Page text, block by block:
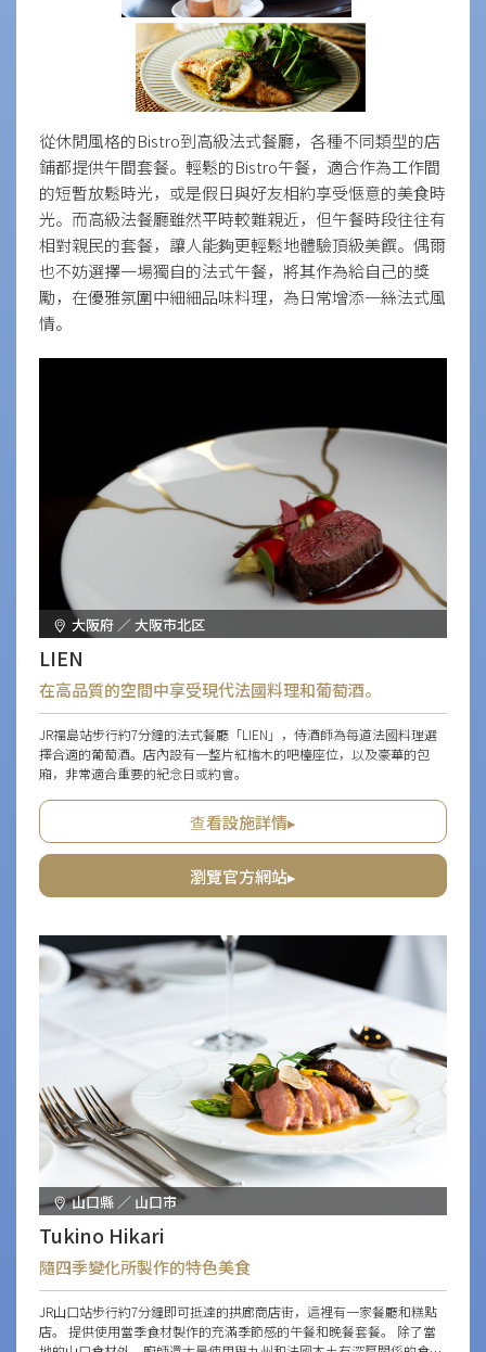
從休閒風格的Bistro到高級法式餐廳，各種不同類型的店
鋪都提供午間套餐。輕鬆的Bistro午餐，適合作為工作間
的短暫放鬆時光，或是假日與好友相約享受愜意的美食時
光。而高級法餐廳雖然平時較難親近，但午餐時段往往有
相對親民的套餐，讓人能夠更輕鬆地體驗頂級美饌。偶爾
也不妨選擇一場獨自的法式午餐，將其作為給自己的獎
勵，在優雅氛圍中細細品味料理，為日常增添一絲法式風
情。
大阪府 ／ 大阪市北区
LIEN
在高品質的空間中享受現代法國料理和葡萄酒。
JR福島站步行約7分鐘的法式餐廳「LIEN」，侍酒師為每道法國料理選
擇合適的葡萄酒。店內設有一整片紅檜木的吧檯座位，以及豪華的包
廂，非常適合重要的紀念日或約會。
查看設施詳情▸
瀏覽官方網站▸
山口縣 ／ 山口市
Tukino Hikari
隨四季變化所製作的特色美食
JR山口站步行約7分鐘即可抵達的拱廊商店街，這裡有一家餐廳和糕點
店。 提供使用當季食材製作的充滿季節感的午餐和晚餐套餐。 除了當